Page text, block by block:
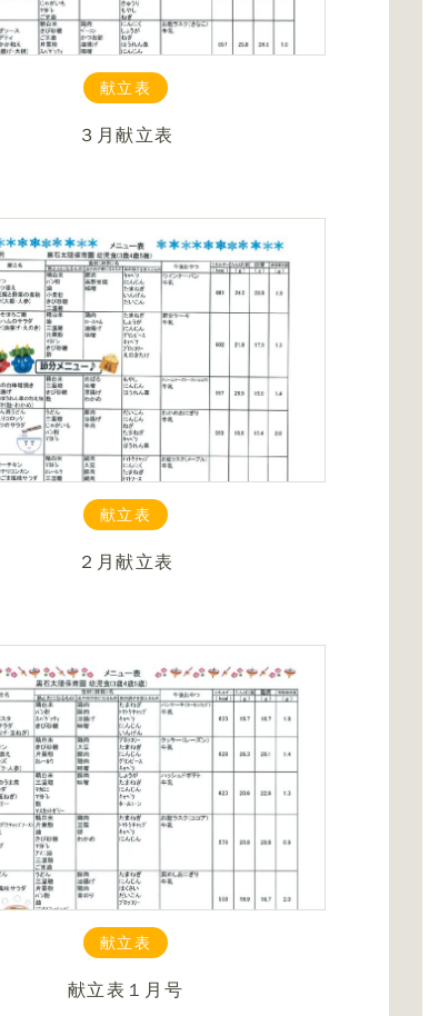
献立表
３月献立表
献立表
２月献立表
献立表
献立表１月号